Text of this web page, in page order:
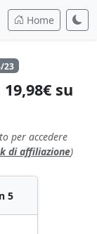
Home
23
su
per accedere
di affiliazione)
5